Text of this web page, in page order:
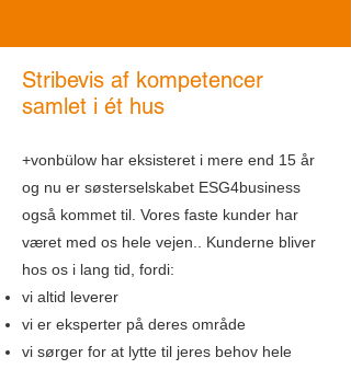
Stribevis af kompetencer
samlet i ét hus
+vonbülow har eksisteret i mere end 15 år
og nu er søsterselskabet ESG4business
også kommet til. Vores faste kunder har
været med os hele vejen.. Kunderne bliver
hos os i lang tid, fordi:
vi altid leverer
vi er eksperter på deres område
vi sørger for at lytte til jeres behov hele